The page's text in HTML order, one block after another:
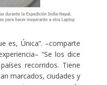
es, Única”. –comparte
“Se los dice
recorridos. Tiene
marcados, ciudades y